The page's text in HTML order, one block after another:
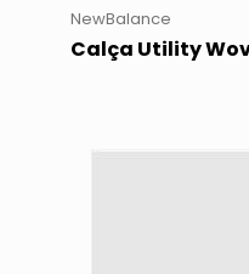
NewBalance
Calça Utility